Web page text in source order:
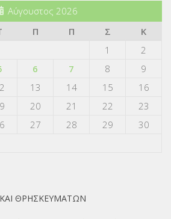
Αύγουστος 2026
Π Π Σ
Κ
1
2
6 7 8
9
13 14 15
16
20 21 22
23
27 28 29
30
ΚΑΙ ΘΡΗΣΚΕΥΜΑΤΩΝ